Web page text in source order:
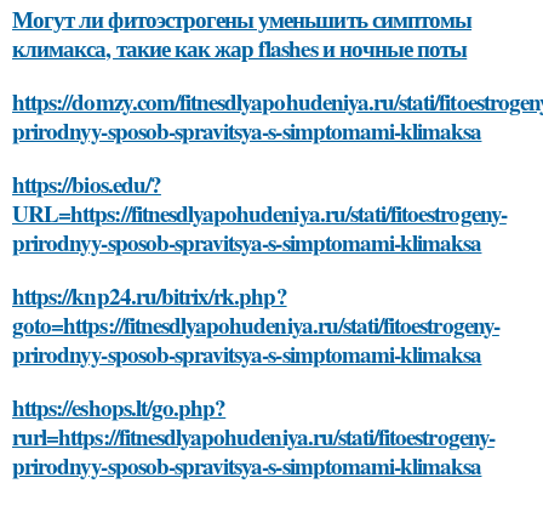
Могут ли фитоэстрогены уменьшить симптомы
климакса, такие как жар flashes и ночные поты
https://domzy.com/fitnesdlyapohudeniya.ru/stati/
prirodnyy-sposob-spravitsya-s-simptomami-klimaksa
https://bios.edu/?
URL=https://fitnesdlyapohudeniya.ru/stati/fitoestrogeny-
prirodnyy-sposob-spravitsya-s-simptomami-klimaksa
https://knp24.ru/bitrix/rk.php?
goto=https://fitnesdlyapohudeniya.ru/stati/fitoestrogeny-
prirodnyy-sposob-spravitsya-s-simptomami-klimaksa
https://eshops.lt/go.php?
rurl=https://fitnesdlyapohudeniya.ru/stati/fitoestrogeny-
prirodnyy-sposob-spravitsya-s-simptomami-klimaksa